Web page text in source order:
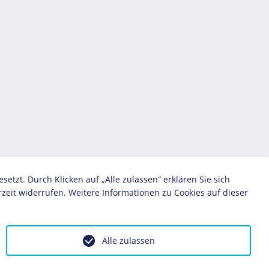
Durch Klicken auf „Alle zulassen“ erklären Sie sich
widerrufen. Weitere Informationen zu Cookies auf dieser
Alle zulassen